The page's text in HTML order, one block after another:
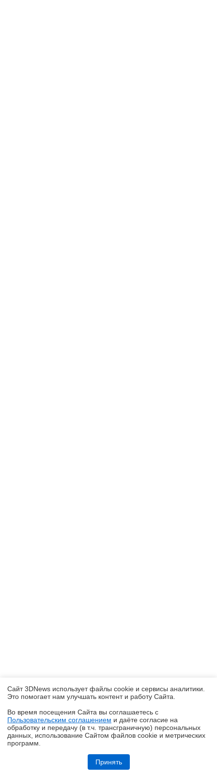
Обзор игрового QD-OLED WQHD-монитора Acer Predator X27U W1:
Сайт 3DNews использует файлы cookie и сервисы аналитики.
Это помогает нам улучшать контент и работу Cайта.
Во время посещения Cайта вы соглашаетесь с
Пользовательским соглашением и даёте согласие на
обработку и передачу (в т.ч. трансграничную) персональных
данных, использование Cайтом файлов cookie и метрических
программ.
Принять